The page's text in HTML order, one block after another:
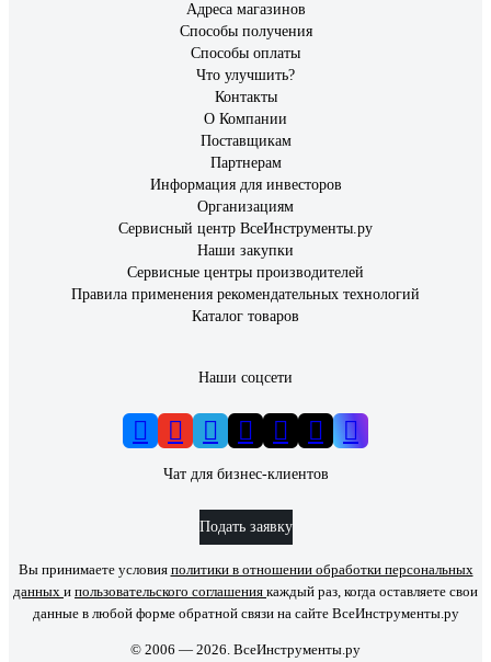
Адреса магазинов
Способы получения
Способы оплаты
Что улучшить?
Контакты
О Компании
Поставщикам
Партнерам
Информация для инвесторов
Организациям
Сервисный центр ВсеИнструменты.ру
Наши закупки
Сервисные центры производителей
Правила применения рекомендательных технологий
Каталог товаров
Наши соцсети
Чат для бизнес-клиентов
Подать заявку
Вы принимаете условия политики в отношении обработки персональных
данных и пользовательского соглашения каждый раз, когда оставляете свои
данные в любой форме обратной связи на сайте ВсеИнструменты.ру
© 2006 — 2026. ВсеИнструменты.ру